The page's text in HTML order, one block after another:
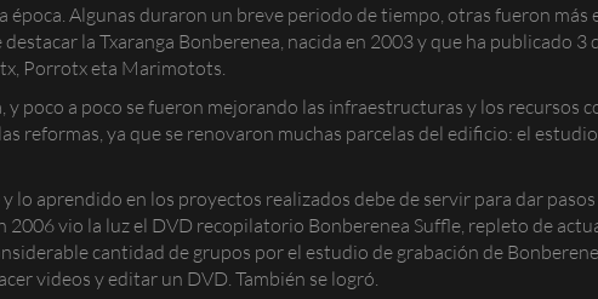
Algunas duraron un breve periodo de tiempo, otras fueron más
la Txaranga Bonberenea, nacida en 2003 y que ha publicado 3
Porrotx eta Marimotots
poco a poco se fueron mejorando las infraestructuras y los recursos
reformas, ya que se renovaron muchas parcelas del edificio: el
lo aprendido en los proyectos realizados debe de servir para dar pasos
2006 vio la luz el DVD recopilatorio Bonberenea Suffle , repleto de
cantidad de grupos por el estudio de grabación de
videos y editar un DVD. También se logró.